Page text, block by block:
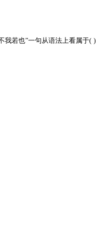
我若也”一句从语法上看属于( )